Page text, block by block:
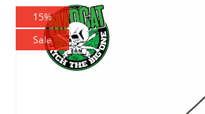
15%
Sale